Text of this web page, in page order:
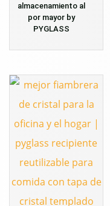
almacenamiento al
por mayor by
PYGLASS